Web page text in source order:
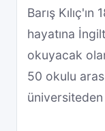
Barış
hayatına
okuyacak
50 okulu
üniversiteden